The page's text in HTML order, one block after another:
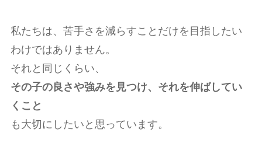
私たちは、苦手さを減らすことだけを目指したい
わけではありません。
それと同じくらい、
その子の良さや強みを見つけ、それを伸ばしてい
くこと
も大切にしたいと思っています。